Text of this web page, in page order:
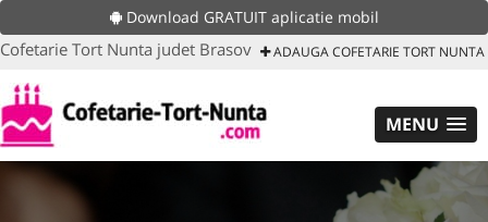
Download GRATUIT aplicatie mobil
Cofetarie Tort Nunta judet Brasov ADAUGA COFETARIE TORT NUNTA
MENU